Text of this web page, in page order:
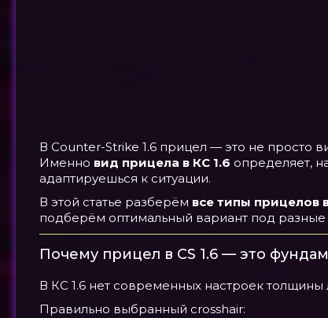
В Counter-Strike 1.6 прицел — это не просто
Именно вид прицела в КС 1.6 определяет,
адаптируешься к ситуации.
В этой статье разберём все типы прицелов в
подберём оптимальный вариант под разные
Почему прицел в CS 1.6 — это
В КС 1.6 нет современных настроек толщины
Правильно выбранный crosshair: